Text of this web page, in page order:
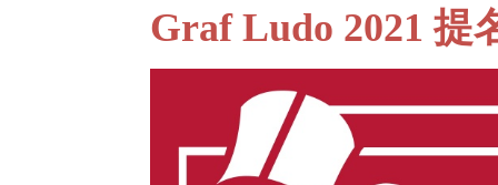
Graf Ludo 2021 提